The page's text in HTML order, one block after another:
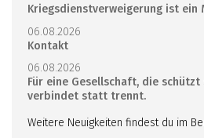
Kriegsdienstverweigerung ist ein
06.08.2026
Kontakt
06.08.2026
Für eine Gesellschaft, die
verbindet statt trennt.
Weitere Neuigkeiten findest du im